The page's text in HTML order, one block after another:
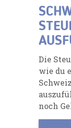
Die
wie du
noch